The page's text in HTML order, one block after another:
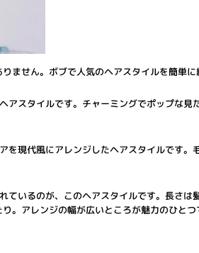
ません。ボブで人気のヘアスタイルを簡単に
スタイルです。チャーミングでポップな見
現代風にアレンジしたヘアスタイルです。
いるのが、このヘアスタイルです。長さは
。アレンジの幅が広いところが魅力のひとつ